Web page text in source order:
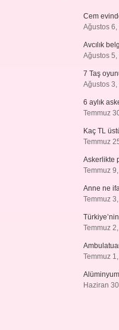
Cem
Ağustos 6,
Avcılık
Ağustos 5,
7 Taş
Ağustos 3,
6 aylık
Temmuz
Kaç TL
Temmuz
Askerlikte
Temmuz
Anne ne
Temmuz
Temmuz
Temmuz
Haziran